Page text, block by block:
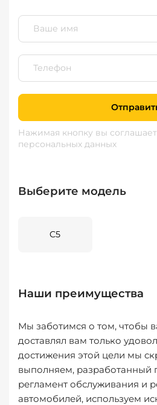
Нажимая кнопку вы
персональных данных
Выберите модель
C5
Наши преимущества
Мы заботимся о том, чтобы
доставлял вам только
достижения этой цели мы
выполняем, разработанный
регламент обслуживания и
автомобилей, используем